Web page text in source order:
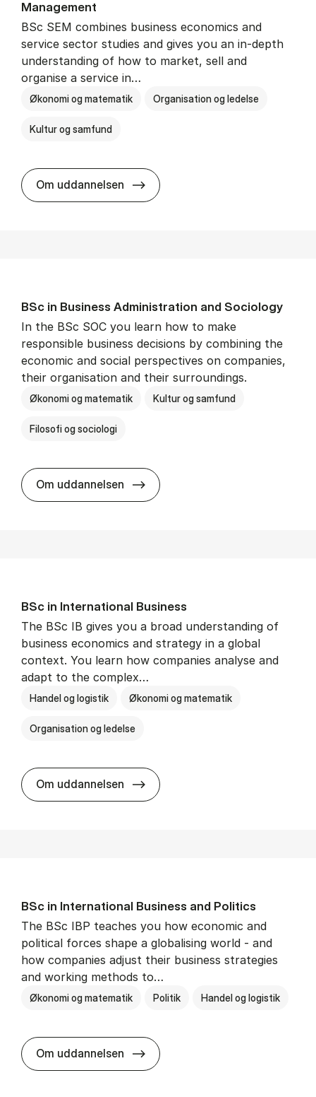
Man­age­ment
BSc SEM combines business economics and
service sector studies and gives you an in-depth
understanding of how to market, sell and
organise a service in…
Økonomi og matematik Organisation og ledelse
Kultur og samfund
Om uddannelsen BSc in Busi­ness Ad­min­is­tra­tion
BSc in Busi­ness Ad­min­is­tra­tion and So­ci­ology
In the BSc SOC you learn how to make
responsible business decisions by combining the
economic and social perspectives on companies,
their organisation and their surroundings.
Økonomi og matematik Kultur og samfund
Filosofi og sociologi
Om uddannelsen BSc in Busi­ness Ad­min­is­tra­tion
BSc in In­ter­na­tion­al Busi­ness
The BSc IB gives you a broad understanding of
business economics and strategy in a global
context. You learn how companies analyse and
adapt to the complex…
Handel og logistik Økonomi og matematik
Organisation og ledelse
Om uddannelsen BSc in In­ter­na­tion­al Busi­ness
BSc in In­ter­na­tion­al Busi­ness and Polit­ics
The BSc IBP teaches you how economic and
political forces shape a globalising world - and
how companies adjust their business strategies
and working methods to…
Økonomi og matematik Politik Handel og logistik
Om uddannelsen BSc in In­ter­na­tion­al Busi­ness